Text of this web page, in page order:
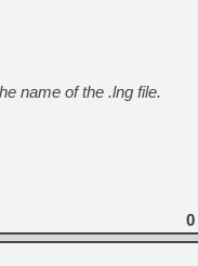
[GK] GTA 6 : Rockstar
[GK] Hot Wheels Infinite
[GK] Mémoire cash -
[GK] Résultats Nintendo :
[GK] Déjà des
[Mo5] Brickboy cherche à
[GK] Minecraft et ses «
[GK] Beast of
[GK] Ubisoft : fin de partie
[GK] Mémoire cash -
[GK] Dan Houser (GTA)
[GK] Comment EA Sports
[GK] Crimson Moon : un
name of the .lng file.
0